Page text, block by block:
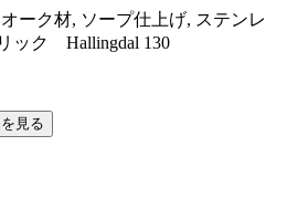
ーク材, ソープ仕上げ, ステンレ
ック Hallingdal 130
見る